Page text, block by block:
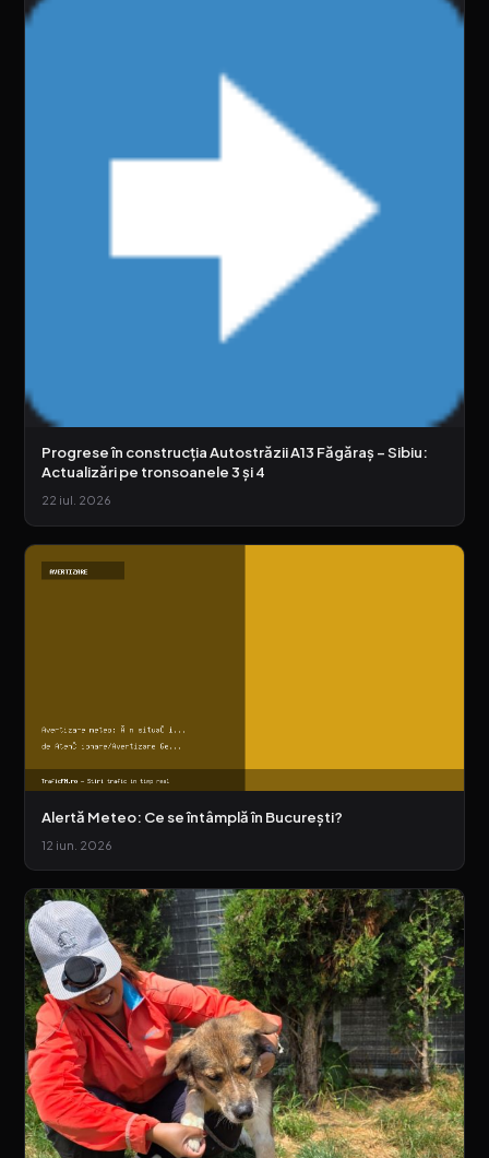
Progrese în construcția Autostrăzii A13 Făgăraș – Sibiu:
Actualizări pe tronsoanele 3 și 4
22 iul. 2026
Alertă Meteo: Ce se întâmplă în București?
12 iun. 2026